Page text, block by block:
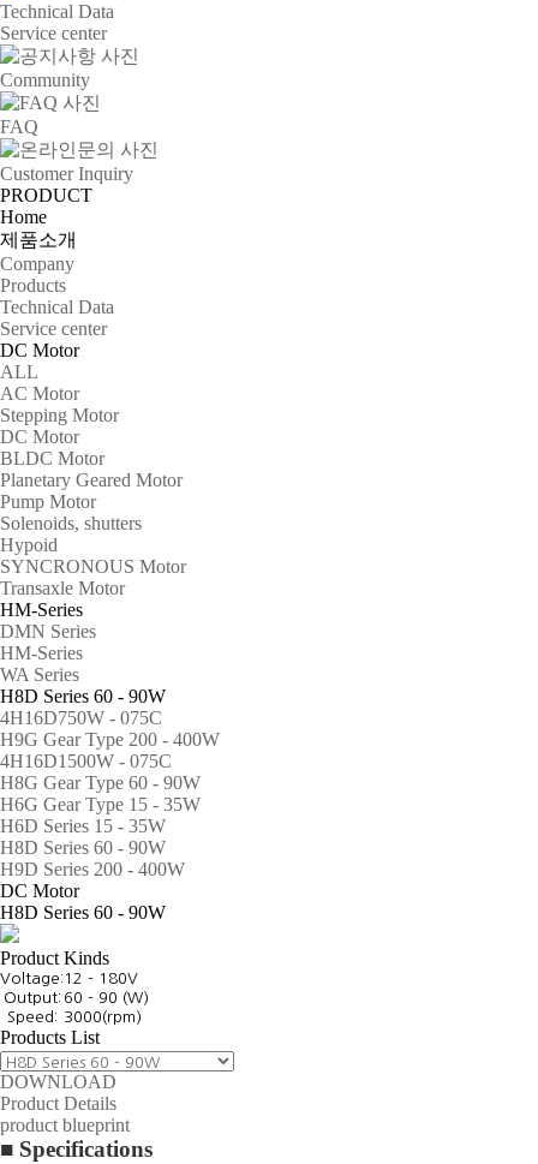
Technical Data
Service center
Community
FAQ
Customer Inquiry
PRODUCT
Home
제품소개
Company
Products
Technical Data
Service center
DC Motor
ALL
AC Motor
Stepping Motor
DC Motor
BLDC Motor
Planetary Geared Motor
Pump Motor
Solenoids, shutters
Hypoid
SYNCRONOUS Motor
Transaxle Motor
HM-Series
DMN Series
HM-Series
WA Series
H8D Series 60 - 90W
4H16D750W - 075C
H9G Gear Type 200 - 400W
4H16D1500W - 075C
H8G Gear Type 60 - 90W
H6G Gear Type 15 - 35W
H6D Series 15 - 35W
H8D Series 60 - 90W
H9D Series 200 - 400W
DC Motor
H8D Series 60 - 90W
Product Kinds
Voltage: 12 - 180V
Output: 60 - 90 (W)
Speed: 3000(rpm)
Products List
DOWNLOAD
Product Details
product blueprint
■ Specifications